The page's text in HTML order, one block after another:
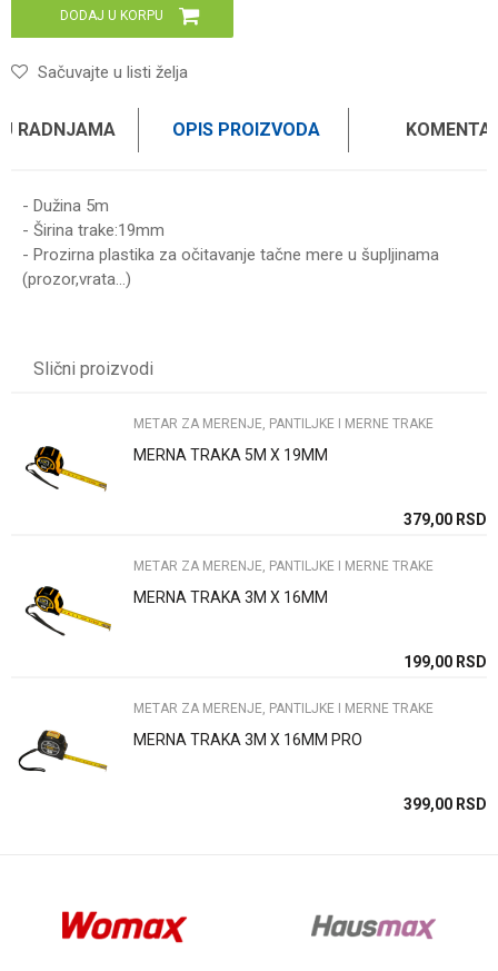
DODAJ U KORPU
Sačuvajte u listi želja
RADNJAMA OPIS PROIZVODA
- Dužina 5m
- Širina trake:19mm
- Prozirna plastika za očitavanje tačne mere u šupljinama
(prozor,vrata...)
Poruka
Anti-spam zaštita - izračunajte koliko je 2 + 3 :
Slični proizvodi
METAR ZA MERENJE, PANTILJKE I MERNE TRAKE
MERNA TRAKA 5M X 19MM
379,00 RSD
METAR ZA MERENJE, PANTILJKE I MERNE TRAKE
MERNA TRAKA 3M X 16MM
199,00 RSD
METAR ZA MERENJE, PANTILJKE I MERNE TRAKE
MERNA TRAKA 3M X 16MM PRO
399,00 RSD